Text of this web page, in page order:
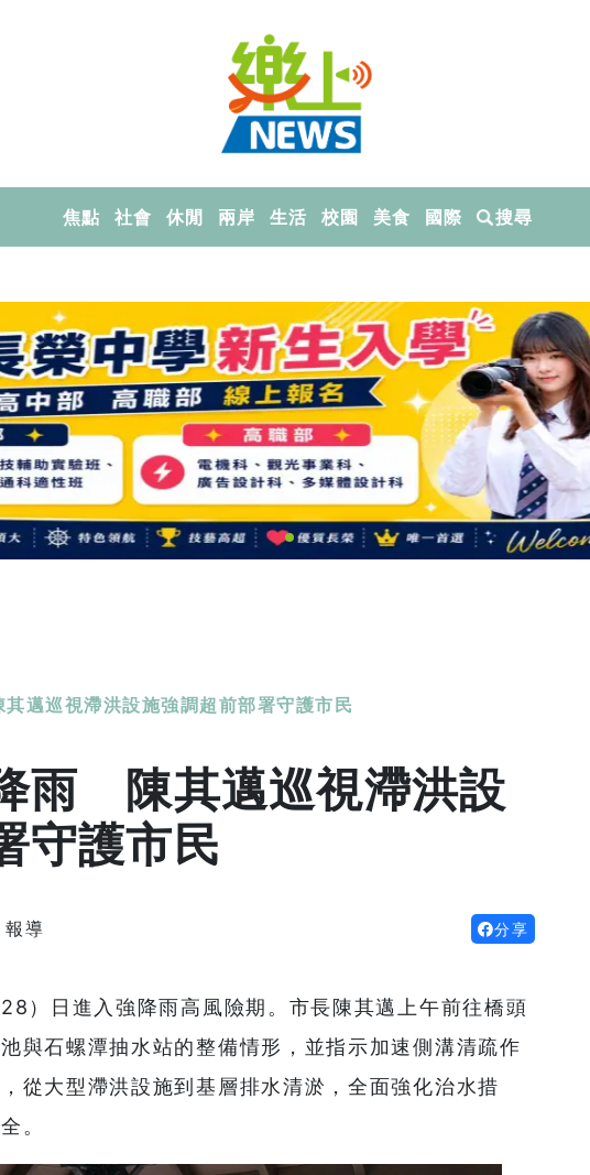
焦點 社會 休閒 兩岸 生活 校園 美食 國際 搜尋
邁巡視滯洪設施強調超前部署守護市民
雨 陳其邁巡視滯洪設
守護市民
導 分享
）日進入強降雨高風險期。市長陳其邁上午前往橋頭
與石螺潭抽水站的整備情形，並指示加速側溝清疏作
從大型滯洪設施到基層排水清淤，全面強化治水措
。